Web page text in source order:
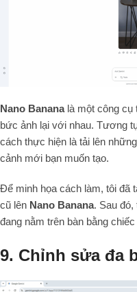
Nano Bananalà một công cụ
bức ảnh lại với nhau. Tương
cách thực hiện là tải lên
cảnh mới bạn muốn tạo.
Để minh họa cách làm, tôi đã
cũ lên Nano Banana. Sau đó,
đang nằm trên bàn bằng
9. Chỉnh sửa đa